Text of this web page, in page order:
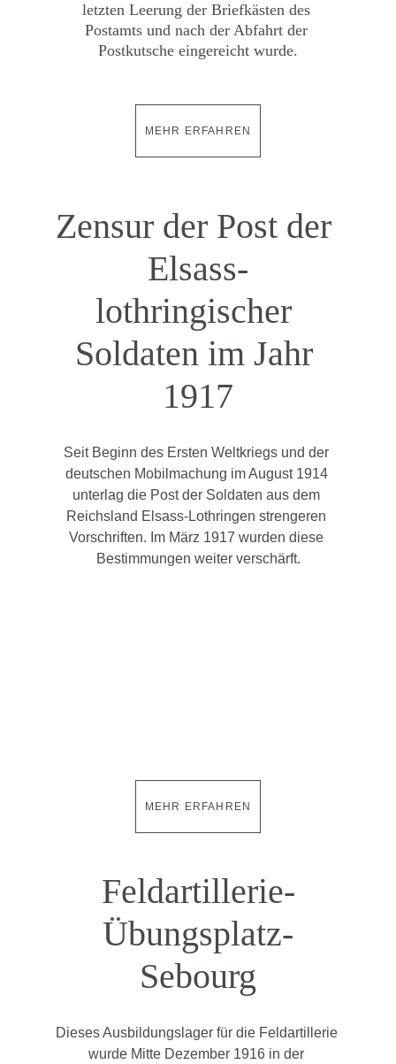
letzten Leerung der Briefkästen des
Postamts und nach der Abfahrt der
Postkutsche eingereicht wurde.
MEHR ERFAHREN
Zensur der Post der
Elsass-
lothringischer
Soldaten im Jahr
1917
Seit Beginn des Ersten Weltkriegs und der
deutschen Mobilmachung im August 1914
unterlag die Post der Soldaten aus dem
Reichsland Elsass-Lothringen strengeren
Vorschriften. Im März 1917 wurden diese
Bestimmungen weiter verschärft.
MEHR ERFAHREN
Feldartillerie-
Übungsplatz-
Sebourg
Dieses Ausbildungslager für die Feldartillerie
wurde Mitte Dezember 1916 in der